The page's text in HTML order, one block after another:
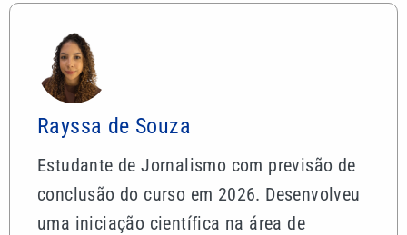
Rayssa de Souza
Estudante de Jornalismo com previsão de
conclusão do curso em 2026. Desenvolveu
uma iniciação científica na área de